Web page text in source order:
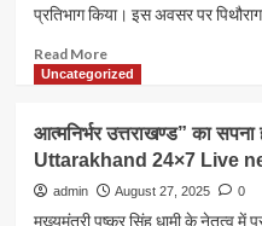
बैठक
सहकारिता
धन
सिंह
रावत
प्रतिभाग किया। इस अवसर पर
Read MoreRead
more
धामी
ने
वर्चुअल
माध्यम
Uncategorized
आत्मनिर्भर उत्तराखण्ड” का सपना
Uttarakhand 24×7 Live
admin August 27, 2025 0
मुख्यमंत्री पुष्कर सिंह धामी के नेतृत्व में